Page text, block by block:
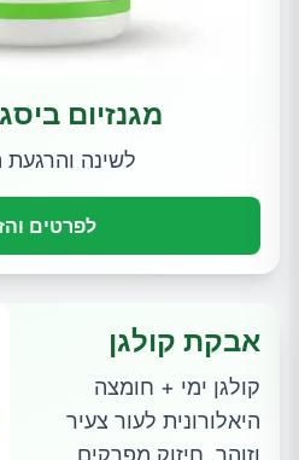
מגנזיום
לשינה והרגעת
לפרטים
אבקת קולגן
קולגן ימי + חומצה
היאלורונית לעור צעיר
וזוהר, חיזוק מפרקים